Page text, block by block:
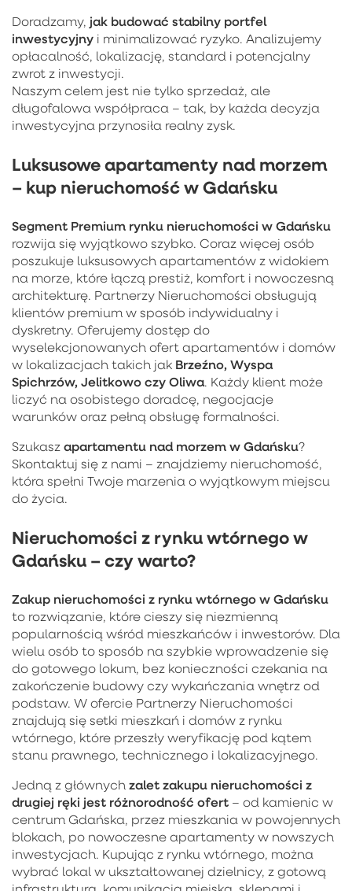
Doradzamy, jak budować stabilny portfel
inwestycyjny i minimalizować ryzyko. Analizujemy
opłacalność, lokalizację, standard i potencjalny
zwrot z inwestycji.
Naszym celem jest nie tylko sprzedaż, ale
długofalowa współpraca – tak, by każda decyzja
inwestycyjna przynosiła realny zysk.
Luksusowe apartamenty nad morzem
– kup nieruchomość w Gdańsku
Segment Premium rynku nieruchomości w Gdańsku
rozwija się wyjątkowo szybko. Coraz więcej osób
poszukuje luksusowych apartamentów z widokiem
na morze, które łączą prestiż, komfort i nowoczesną
architekturę. Partnerzy Nieruchomości obsługują
klientów premium w sposób indywidualny i
dyskretny. Oferujemy dostęp do
wyselekcjonowanych ofert apartamentów i domów
w lokalizacjach takich jak Brzeźno, Wyspa
Spichrzów, Jelitkowo czy Oliwa. Każdy klient może
liczyć na osobistego doradcę, negocjacje
warunków oraz pełną obsługę formalności.
Szukasz apartamentu nad morzem w Gdańsku?
Skontaktuj się z nami – znajdziemy nieruchomość,
która spełni Twoje marzenia o wyjątkowym miejscu
do życia.
Nieruchomości z rynku wtórnego w
Gdańsku – czy warto?
Zakup nieruchomości z rynku wtórnego w Gdańsku
to rozwiązanie, które cieszy się niezmienną
popularnością wśród mieszkańców i inwestorów. Dla
wielu osób to sposób na szybkie wprowadzenie się
do gotowego lokum, bez konieczności czekania na
zakończenie budowy czy wykańczania wnętrz od
podstaw. W ofercie Partnerzy Nieruchomości
znajdują się setki mieszkań i domów z rynku
wtórnego, które przeszły weryfikację pod kątem
stanu prawnego, technicznego i lokalizacyjnego.
Jedną z głównych zalet zakupu nieruchomości z
drugiej ręki jest różnorodność ofert – od kamienic w
centrum Gdańska, przez mieszkania w powojennych
blokach, po nowoczesne apartamenty w nowszych
inwestycjach. Kupując z rynku wtórnego, można
wybrać lokal w ukształtowanej dzielnicy, z gotową